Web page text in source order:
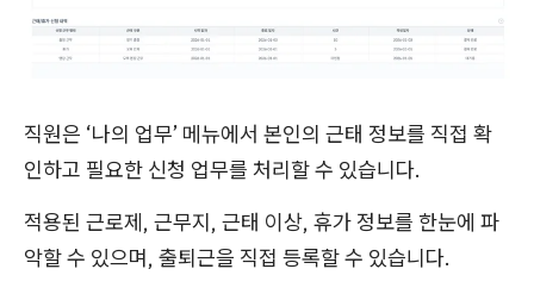
직원은 ‘나의 업무’ 메뉴에서 본인의 근태 정보를 직접 확
인하고 필요한 신청 업무를 처리할 수 있습니다.
적용된 근로제, 근무지, 근태 이상, 휴가 정보를 한눈에 파
악할 수 있으며, 출퇴근을 직접 등록할 수 있습니다.